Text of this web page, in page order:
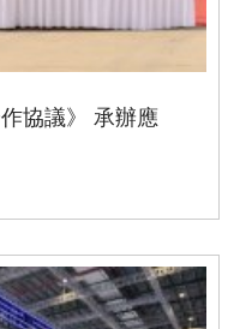
協議》 承辦應